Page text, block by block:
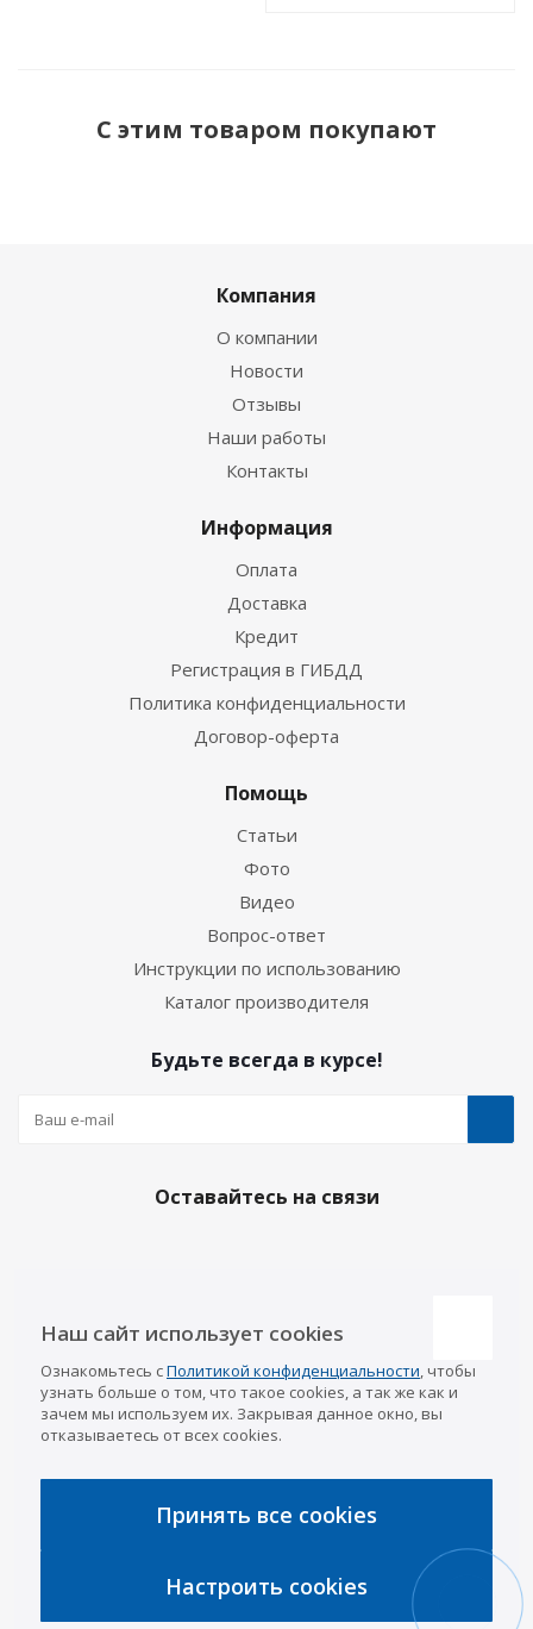
С этим товаром покупают
Компания
О компании
Новости
Отзывы
Наши работы
Контакты
Информация
Оплата
Доставка
Кредит
Регистрация в ГИБДД
Политика конфиденциальности
Договор-оферта
Помощь
Статьи
Фото
Видео
Вопрос-ответ
Инструкции по использованию
Каталог производителя
Будьте всегда в курсе!
Оставайтесь на связи
Казань
8 (843) 207-03-08
Уфа
8 (347) 258-84-87
8 (8352) 38-88-37
Интернет-магазин
info@a-pricep.ru
Наш сайт использует cookies
Ознакомьтесь сПолитикой конфиденциальности, чтобы
узнать больше о том, что такое cookies, а так же как и
зачем мы используем их. Закрывая данное окно, вы
отказываетесь от всех cookies.
Принять все cookies
Настроить cookies